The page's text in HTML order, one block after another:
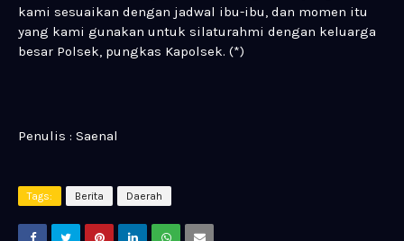
kami sesuaikan dengan jadwal ibu-ibu, dan momen itu
yang kami gunakan untuk silaturahmi dengan keluarga
besar Polsek, pungkas Kapolsek. (*)
Penulis : Saenal
Tags: Berita Daerah